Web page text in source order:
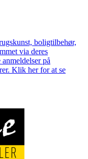
boligtilbehør,
via deres
på
Klik her for at se